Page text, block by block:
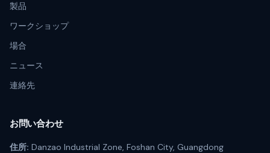
製品
ワークショップ
場合
ニュース
連絡先
お問い合わせ
住所: Danzao Industrial Zone, Foshan City, Guangdong